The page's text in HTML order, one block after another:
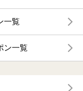
一覧
ン一覧